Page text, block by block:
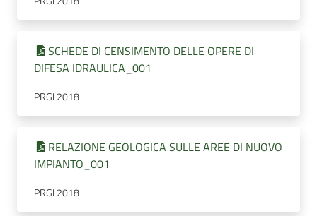
SCHEDE DI CENSIMENTO DELLE OPERE DI
DIFESA IDRAULICA_001
PRGI 2018
RELAZIONE GEOLOGICA SULLE AREE DI NUOVO
IMPIANTO_001
PRGI 2018